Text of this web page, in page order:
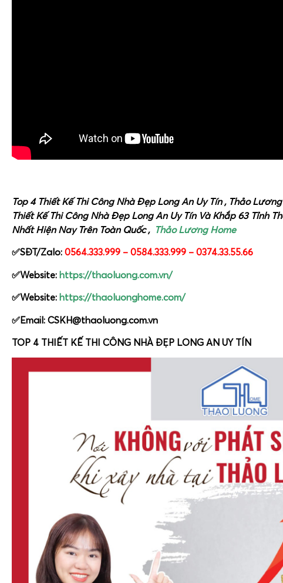
Top 4 Thiết Kế Thi Công Nhà Đẹp Long An Uy Tín , Thảo
Thiết Kế Thi Công Nhà Đẹp Long An Uy Tín Và Khắp 63 Tỉnh
Nhất Hiện Nay Trên Toàn Quốc , Thảo Lương Home
✅SĐT/Zalo: 0564.333.999 – 0584.333.999 – 0374.33.55.66
✅Website: https://thaoluong.com.vn/
✅Website: https://thaoluonghome.com/
✅Email: CSKH@thaoluong.com.vn
TOP 4 THIẾT KẾ THI CÔNG NHÀ ĐẸP LONG AN UY TÍN